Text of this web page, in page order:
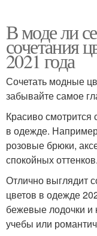
В моде ли
сочетания
2021 года
Сочетать модные
забывайте самое
Красиво смотрится
в одежде.
розовые брюки,
спокойных оттенков.
Отлично выглядит
цветов в одежде
бежевые лодочки и
учебы или